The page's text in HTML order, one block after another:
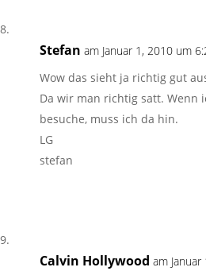
Stefan am Januar 1, 2010 um
Wow das sieht ja richtig gut
Da wir man richtig satt. Wenn
besuche, muss ich da hin.
LG
stefan
Calvin Hollywood am